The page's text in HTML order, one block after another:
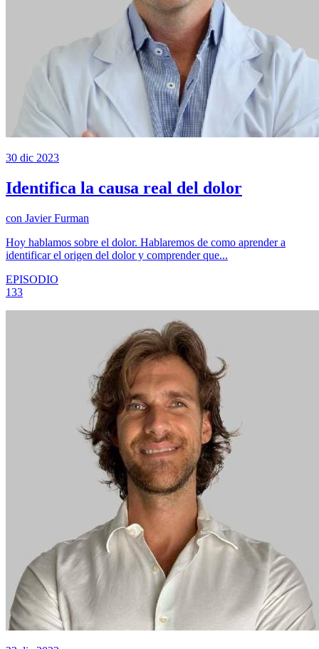
30 dic 2023
Identifica la causa real del dolor
con Javier Furman
Hoy hablamos sobre el dolor. Hablaremos de como aprender a
identificar el origen del dolor y comprender que...
EPISODIO
133